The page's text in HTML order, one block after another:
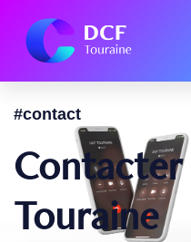
#contact
Contacter
Touraine